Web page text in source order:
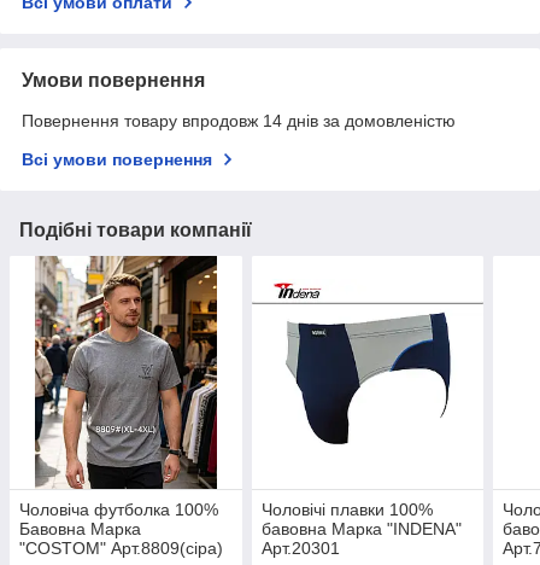
Умови повернення
Повернення товару впродовж 14 днів за домовленістю
Всі умови повернення
Подібні товари компанії
Чоловіча футболка 100%
Бавовна Марка
"COSTOM" Арт.8809(сіра)
Чоловічі плавки 100%
бавовна Марка "INDENA"
Арт.20301